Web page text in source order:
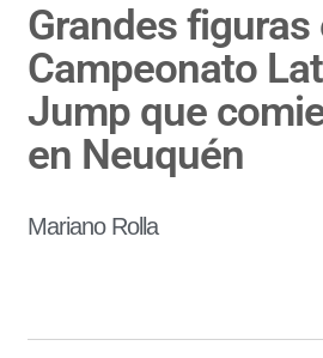
Grandes figuras
Campeonato
Jump que
en Neuquén
Mariano Rolla